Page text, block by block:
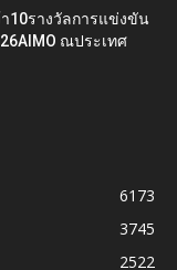
10รางวัลการแข่งขัน
ณประเทศ
6173
3745
2522